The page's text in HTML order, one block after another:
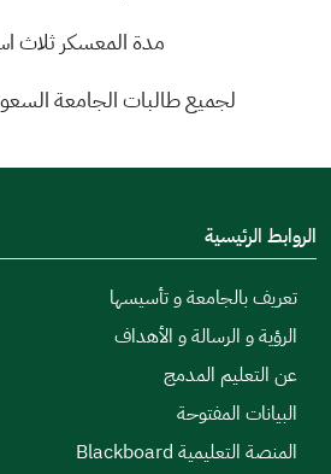
مدة المعسكر ثلاث
لجميع طالبات الجامعة
الروابط الرئيسية
تعريف بالجامعة و تأسيسها
الرؤية و الرسالة و الأهداف
عن التعليم المدمج
البيانات المفتوحة
المنصة التعليمية Blackboard